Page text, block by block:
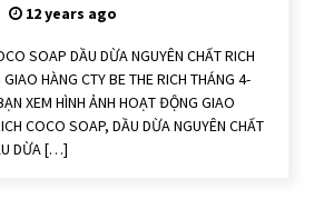
12 years ago
SOAP DẦU DỪA NGUYÊN CHẤT RICH
HÀNG CTY BE THE RICH THÁNG 4-
XEM HÌNH ẢNH HOẠT ĐỘNG GIAO
COCO SOAP, DẦU DỪA NGUYÊN CHẤT
DỪA […]